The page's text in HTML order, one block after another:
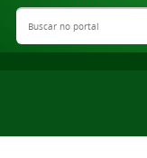
Buscar no portal